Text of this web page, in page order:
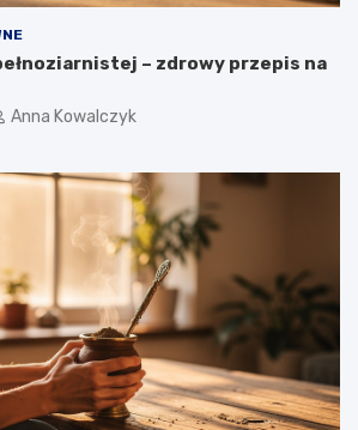
– zdrowy przepis na
Anna Kowalczyk